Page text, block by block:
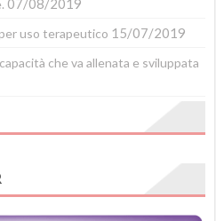
07/08/2019
uso terapeutico 15/07/2019
che va allenata e sviluppata